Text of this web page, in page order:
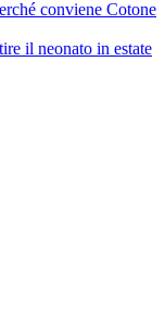
Cotone
il neonato in estate